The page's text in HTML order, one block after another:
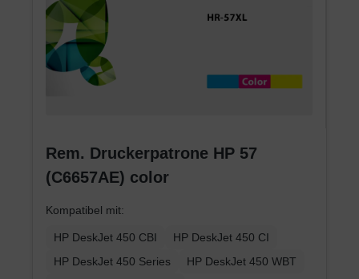
Rem. Druckerpatrone HP 57
(C6657AE) color
Kompatibel mit:
HP DeskJet 450 CBI
HP DeskJet 450 CI
HP DeskJet 450 Series
HP DeskJet 450 WBT